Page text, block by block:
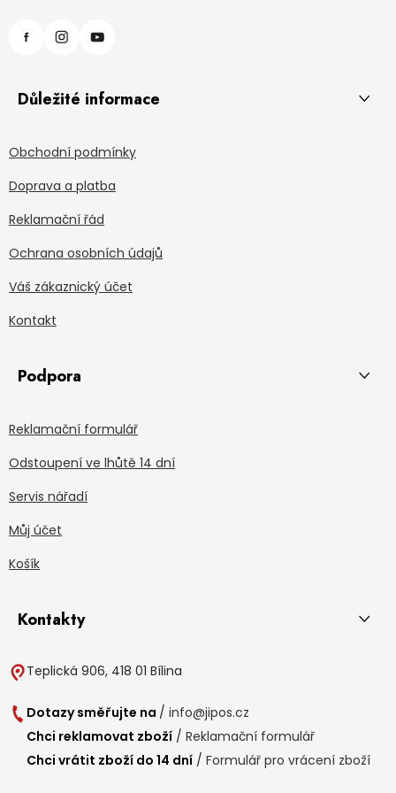
Důležité informace
Obchodní podmínky
Doprava a platba
Reklamační řád
Ochrana osobních údajů
Váš zákaznický účet
Kontakt
Podpora
Reklamační formulář
Odstoupení ve lhůtě 14 dní
Servis nářadí
Můj účet
Košík
Kontakty
Teplická 906, 418 01 Bílina
Dotazy směřujte na / info@jipos.cz
Chci reklamovat zboží / Reklamační formulář
Chci vrátit zboží do 14 dní / Formulář pro vrácení zboží